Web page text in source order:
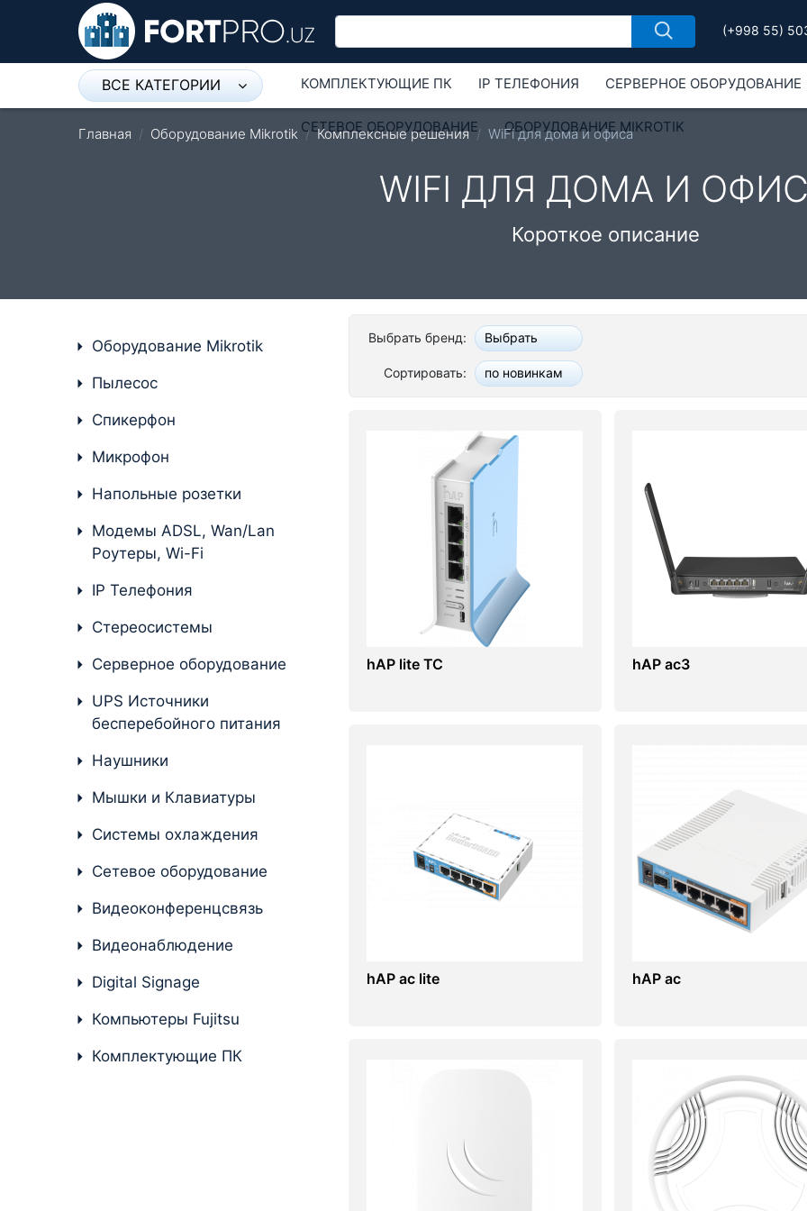
(+998 55)
ВСЕ КАТЕГОРИИ
бесперебойного питания
Мышки и Клавиатуры
Digital Signage
Видеонаблюдение
Компьютеры Fujitsu
Комплектующие ПК
КОМПЛЕКТУЮЩИЕ ПК IP ТЕЛЕФОНИЯ СЕРВЕРНОЕ ОБОРУДОВАНИЕ
СЕТЕВОЕ ОБОРУДОВАНИЕ ОБОРУДОВАНИЕ MIKROTIK
Главная Оборудование Mikrotik Комплексные решения WiFi для дома и офиса
WIFI ДЛЯ ДОМА И
Короткое описание
Выбрать бренд: Выбрать
Сортировать: по новинкам
hAP lite TC hAP ac3
hAP ac lite hAP ac
Оборудование Mikrotik
Пылесос
Спикерфон
Микрофон
Напольные розетки
Модемы ADSL, Wan/Lan
Роутеры, Wi-Fi
IP Телефония
Стереосистемы
Серверное оборудование
UPS Источники
бесперебойного питания
Наушники
Мышки и Клавиатуры
Системы охлаждения
Сетевое оборудование
Видеоконференцсвязь
Видеонаблюдение
Digital Signage
Компьютеры Fujitsu
Комплектующие ПК